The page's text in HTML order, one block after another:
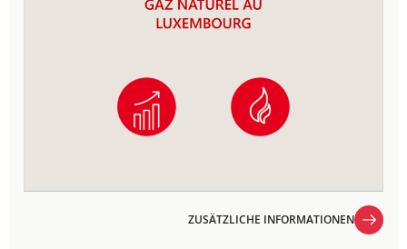
ZUSÄTZLICHE INFORMATIONEN